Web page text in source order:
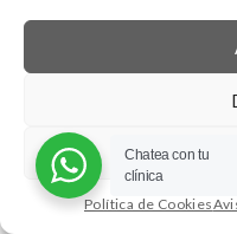
Ver
Política de Cookies
dentales es muy
Clínicas Doctor Nasimi
Chatea con tu
clínica